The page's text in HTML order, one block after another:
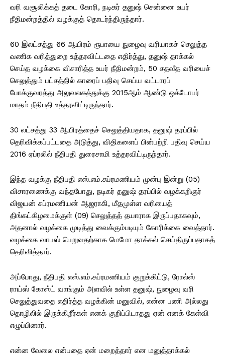
வரி வசூலிக்கத் தடை கோரி, நடிகர் தனுஷ் சென்னை உயர்
நீதிமன்றத்தில் வழக்குத் தொடர்ந்திருந்தார்.
60 இலட்சத்து 66 ஆயிரம் ரூபாயை நுழைவு வரியாகச் செலுத்த
வணிக வரித்துறை உத்தரவிட்டதை எதிர்த்து, தனுஷ் தாக்கல்
செய்த வழக்கை விசாரித்த உயர் நீதிமன்றம், 50 சதவீத வரியைச்
செலுத்தும் பட்சத்தில் காரைப் பதிவு செய்ய வட்டாரப்
போக்குவரத்து அலுவலகத்துக்கு 2015ஆம் ஆண்டு ஒக்டோபர்
மாதம் நீதிபதி உத்தரவிட்டிருந்தார்.
30 லட்சத்து 33 ஆயிரத்தைச் செலுத்தியதாக, தனுஷ் தரப்பில்
தெரிவிக்கப்பட்டதை அடுத்து, விதிகளைப் பின்பற்றி பதிவு செய்ய
2016 ஏப்ரலில் நீதிபதி துரைசாமி உத்தரவிட்டிருந்தார்.
இந்த வழக்கு நீதிபதி எஸ்.எம்.சுப்ரமணியம் முன்பு இன்று (05)
விசாரணைக்கு வந்தபோது, நடிகர் தனுஷ் தரப்பில் வழக்கறிஞர்
விஜயன் சுப்ரமணியன் ஆஜராகி, மீதமுள்ள வரியைத்
திங்கட்கிழமைக்குள் (09) செலுத்தத் தயாராக இருப்பதாகவும்,
அதனால் வழக்கை முடித்து வைக்கும்படியும் கோரிக்கை வைத்தார்.
வழக்கை வாபஸ் பெறுவதற்காக மெமோ தாக்கல் செய்திருப்பதாகத்
தெரிவித்தார்.
அப்போது, நீதிபதி எஸ்.எம்.சுப்ரமணியம் குறுக்கிட்டு, ரோல்ஸ்
ராய்ஸ் கோஸ்ட் வாங்கும் அளவில் உள்ள தனுஷ், நுழைவு வரி
செலுத்துவதை எதிர்த்த வழக்கின் மனுவில், என்ன பணி அல்லது
தொழிலில் இருக்கிறீர்கள் எனக் குறிப்பிடாதது ஏன் எனக் கேள்வி
எழுப்பினார்.
என்ன வேலை என்பதை ஏன் மறைத்தார் என மனுத்தாக்கல்